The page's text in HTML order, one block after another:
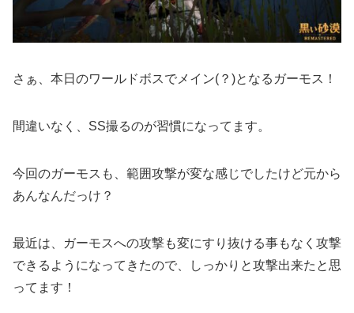
さぁ、本日のワールドボスでメイン(？)となるガーモス！
間違いなく、SS撮るのが習慣になってます。
今回のガーモスも、範囲攻撃が変な感じでしたけど元から
あんなんだっけ？
最近は、ガーモスへの攻撃も変にすり抜ける事もなく攻撃
できるようになってきたので、しっかりと攻撃出来たと思
ってます！